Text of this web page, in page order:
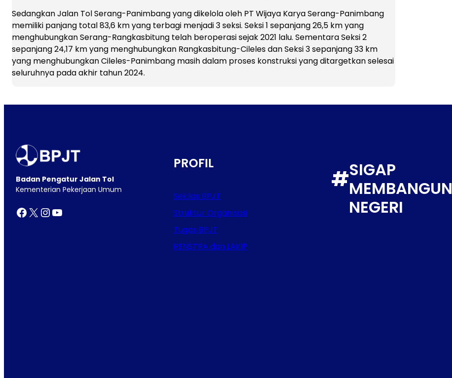
Sedangkan Jalan Tol Serang-Panimbang yang dikelola oleh PT Wijaya Karya Serang-Panimbang
memiliki panjang total 83,6 km yang terbagi menjadi 3 seksi. Seksi 1 sepanjang 26,5 km yang
menghubungkan Serang-Rangkasbitung telah beroperasi sejak 2021 lalu. Sementara Seksi 2
sepanjang 24,17 km yang menghubungkan Rangkasbitung-Cileles dan Seksi 3 sepanjang 33 km
yang menghubungkan Cileles-Panimbang masih dalam proses konstruksi yang ditargetkan selesai
seluruhnya pada akhir tahun 2024.
Badan Pengatur Jalan Tol
Kementerian Pekerjaan Umum
Facebook X InstagramYouTube
PROFIL
Sekilas BPJT
Struktur Organisasi
Tugas BPJT
RENSTRA dan LAKIP
#SIGAP
MEMBANGUN
NEGERI